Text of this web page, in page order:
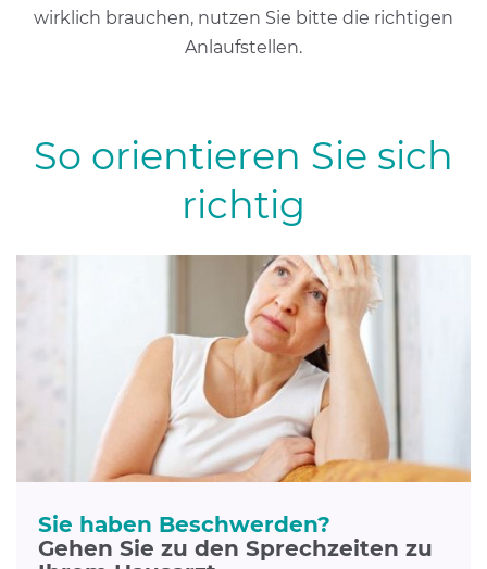
wirklich brauchen, nutzen Sie bitte die richtigen
Anlaufstellen.
So orientieren Sie sich
richtig
Sie haben Beschwerden?
Gehen Sie zu den Sprechzeiten zu